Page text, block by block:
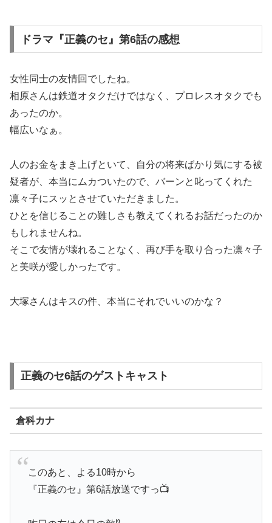
ドラマ『正義のセ』第6話の感想
女性同士の友情回でしたね。
相原さんは鉄道オタクだけではなく、プロレスオタクでも
あったのか。
幅広いなぁ。
人のお金をまき上げといて、自分の将来ばかり気にする被
疑者が、本当にムカついたので、バーンと叱ってくれた
凛々子にスッとさせていただきました。
ひとを信じることの難しさも教えてくれるお話だったのか
もしれませんね。
そこで友情が壊れることなく、再び手を取り合った凛々子
と美咲が愛しかったです。
大塚さんはキスの件、本当にそれでいいのかな？
正義のセ6話のゲストキャスト
倉科カナ
このあと、よる10時から
『正義のセ』第6話放送ですっ📺